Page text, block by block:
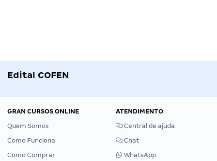
Edital COFEN
GRAN CURSOS ONLINE
Quem Somos
Como Funciona
Como Comprar
ATENDIMENTO
Central de ajuda
Chat
WhatsApp